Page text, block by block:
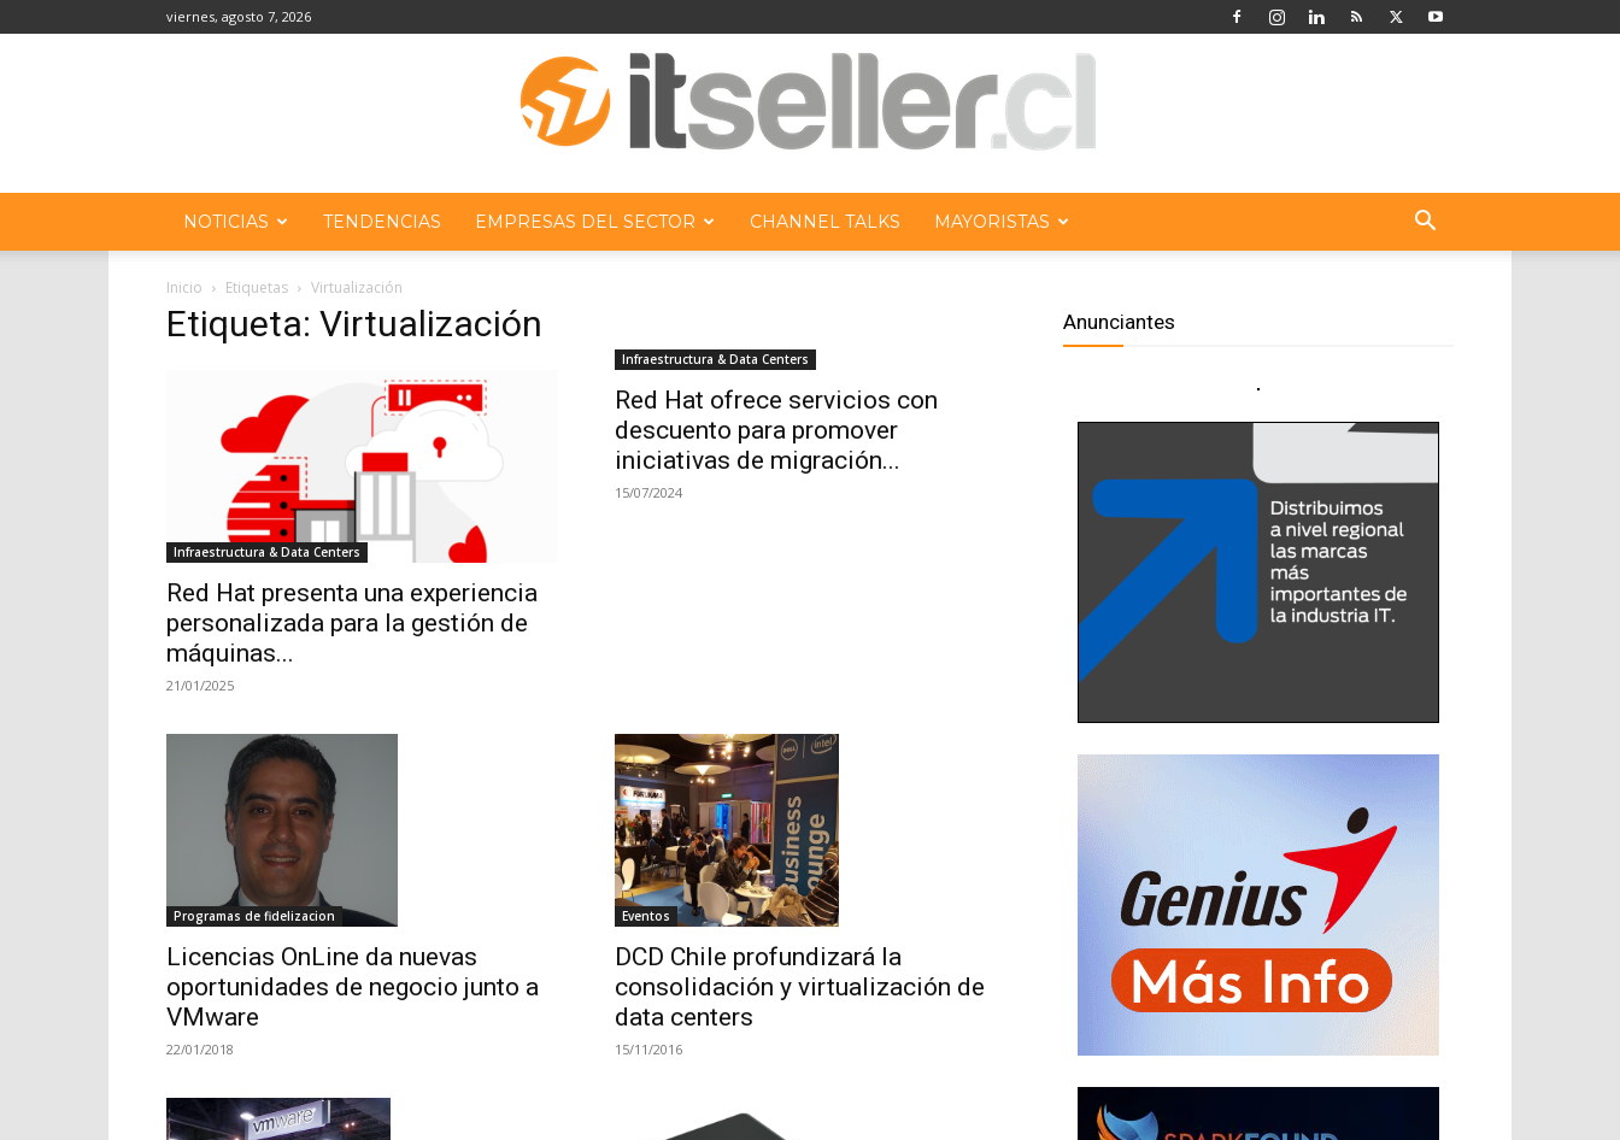
viernes, agosto 7, 2026
Chile
NOTICIAS TENDENCIAS EMPRESAS DEL SECTOR CHANNEL TALKS MAYORISTAS
Inicio Etiquetas Virtualización
Etiqueta: Virtualización
Infraestructura & Data Centers
Red Hat presenta una experiencia
personalizada para la gestión de
máquinas...
21/01/2025
Infraestructura & Data Centers
Red Hat ofrece servicios con
descuento para promover
iniciativas de migración...
15/07/2024
Programas de fidelizacion
Licencias OnLine da nuevas
oportunidades de negocio junto a
VMware
22/01/2018
Eventos
DCD Chile profundizará la
consolidación y virtualización de
data centers
15/11/2016
Anunciantes